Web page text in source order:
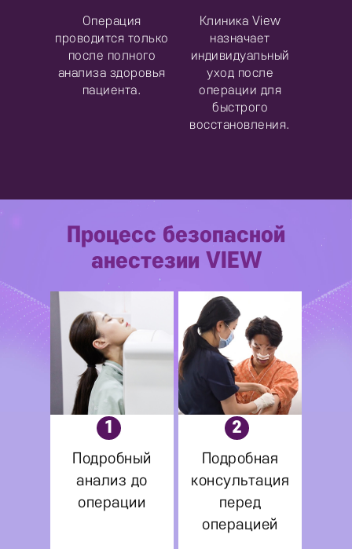
Операция
проводится только
после полного
анализа здоровья
пациента.
Клиника View
назначает
индивидуальный
уход после
операции для
быстрого
восстановления.
Процесс безопасной
анестезии VIEW
1
Подробный
анализ до
операции
2
Подробная
консультация
перед
операцией